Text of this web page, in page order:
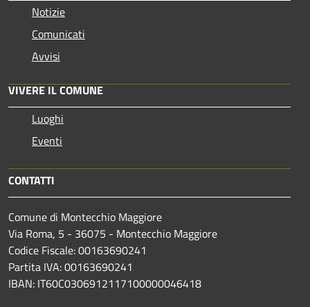
Notizie
Comunicati
Avvisi
VIVERE IL COMUNE
Luoghi
Eventi
CONTATTI
Comune di Montecchio Maggiore
Via Roma, 5 - 36075 - Montecchio Maggiore
Codice Fiscale: 00163690241
Partita IVA: 00163690241
IBAN: IT60C0306912117100000046418